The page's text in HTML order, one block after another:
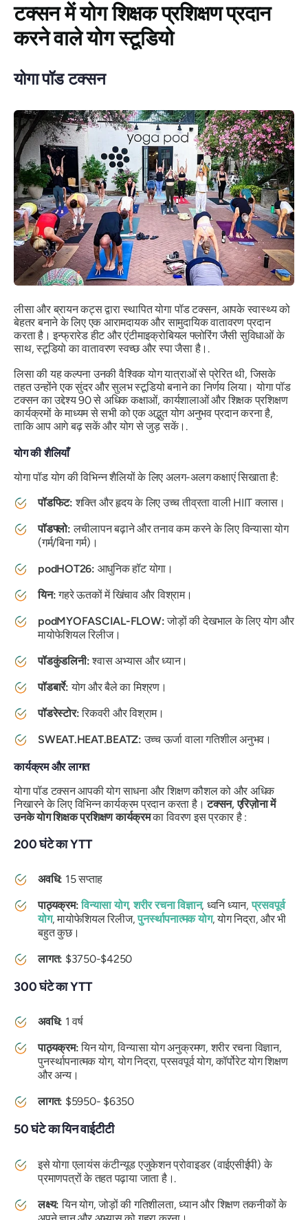
टक्सन में योग शिक्षक प्रशिक्षण प्रदान
करने वाले योग स्टूडियो
योगा पॉड टक्सन
लीसा और ब्रायन कट्स द्वारा स्थापित योगा पॉड टक्सन, आपके स्वास्थ्य को
बेहतर बनाने के लिए एक आरामदायक और सामुदायिक वातावरण प्रदान
करता है। इन्फ्रारेड हीट और एंटीमाइक्रोबियल फ्लोरिंग जैसी सुविधाओं के
साथ, स्टूडियो का वातावरण स्वच्छ और स्पा जैसा है।.
लिसा की यह कल्पना उनकी वैश्विक योग यात्राओं से प्रेरित थी, जिसके
तहत उन्होंने एक सुंदर और सुलभ स्टूडियो बनाने का निर्णय लिया। योगा पॉड
टक्सन का उद्देश्य 90 से अधिक कक्षाओं, कार्यशालाओं और शिक्षक प्रशिक्षण
कार्यक्रमों के माध्यम से सभी को एक अद्भुत योग अनुभव प्रदान करना है,
ताकि आप आगे बढ़ सकें और योग से जुड़ सकें।.
योग की शैलियाँ
योगा पॉड योग की विभिन्न शैलियों के लिए अलग-अलग कक्षाएं सिखाता है:
पॉडफिट: शक्ति और हृदय के लिए उच्च तीव्रता वाली HIIT क्लास।
पॉडफ्लो: लचीलापन बढ़ाने और तनाव कम करने के लिए विन्यासा योग
(गर्म/बिना गर्म)।
podHOT26: आधुनिक हॉट योगा।
यिन:गहरे ऊतकों में खिंचाव और विश्राम।
podMYOFASCIAL-FLOW:जोड़ों की देखभाल के लिए योग और
मायोफेशियल रिलीज।
पॉडकुंडलिनी:श्वास अभ्यास और ध्यान।
पॉडबार्रे: योग और बैले का मिश्रण।
पॉडरेस्टोर:रिकवरी और विश्राम।
SWEAT.HEAT.BEATZ: उच्च ऊर्जा वाला गतिशील अनुभव।
कार्यक्रम और लागत
योगा पॉड टक्सन आपकी योग साधना और शिक्षण कौशल को और अधिक
निखारने के लिए विभिन्न कार्यक्रम प्रदान करता है।टक्सन, एरिज़ोना में
उनके योग शिक्षक प्रशिक्षण कार्यक्रमका विवरण इस प्रकार है :
200 घंटे का YTT
अवधि: 15 सप्ताह
पाठ्यक्रम: विन्यासा योग,शरीर रचना विज्ञान, ध्वनि ध्यान,प्रसवपूर्व
योग, मायोफेशियल रिलीज,पुनर्स्थापनात्मक योग, योग निद्रा, और भी
बहुत कुछ।
लागत: $3750-$4250
300 घंटे का YTT
अवधि: 1 वर्ष
पाठ्यक्रम:यिन योग, विन्यासा योग अनुक्रमण, शरीर रचना विज्ञान,
पुनर्स्थापनात्मक योग, योग निद्रा, प्रसवपूर्व योग, कॉर्पोरेट योग शिक्षण
और अन्य।
लागत: $5950- $6350
50 घंटे का यिन वाईटीटी
इसे योगा एलायंस कंटीन्यूड एजुकेशन प्रोवाइडर (वाईएसीईपी) के
प्रमाणपत्रों के तहत पढ़ाया जाता है।.
लक्ष्य: यिन योग, जोड़ों की गतिशीलता, ध्यान और शिक्षण तकनीकों के